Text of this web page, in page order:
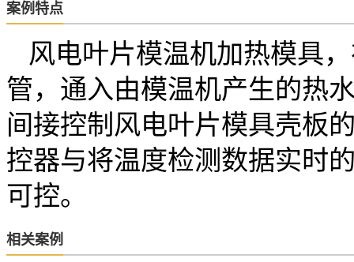
案例特点
风电叶片模温机加热模具
管，通入由模温机产生的热
间接控制风电叶片模具壳板
控器与将温度检测数据实时
可控。
相关案例